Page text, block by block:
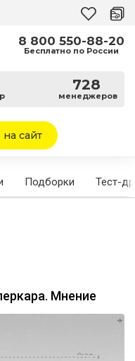
728
менеджеров
8 800 550-88-20
Бесплатно по России
на сайт
Подборки Тест-
Мнение